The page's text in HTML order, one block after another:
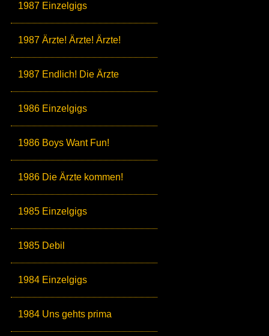
1987 Einzelgigs
1987 Ärzte! Ärzte! Ärzte!
1987 Endlich! Die Ärzte
1986 Einzelgigs
1986 Boys Want Fun!
1986 Die Ärzte kommen!
1985 Einzelgigs
1985 Debil
1984 Einzelgigs
1984 Uns gehts prima